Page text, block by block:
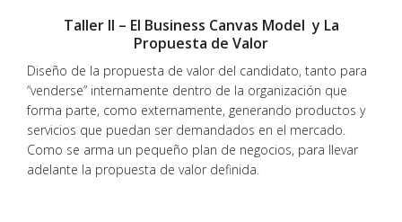
Taller II – El Business Canvas Model y La
Propuesta de Valor
Diseño de la propuesta de valor del candidato, tanto para
“venderse” internamente dentro de la organización que
forma parte, como externamente, generando productos y
servicios que puedan ser demandados en el mercado.
Como se arma un pequeño plan de negocios, para llevar
adelante la propuesta de valor definida.